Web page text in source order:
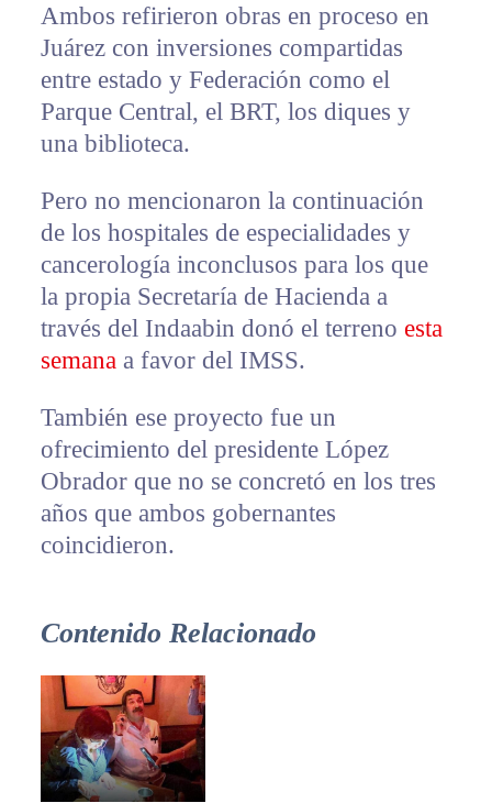
Ambos refirieron obras en proceso en
Juárez con inversiones compartidas
entre estado y Federación como el
Parque Central, el BRT, los diques y
una biblioteca.
Pero no mencionaron la continuación
de los hospitales de especialidades y
cancerología inconclusos para los que
la propia Secretaría de Hacienda a
través del Indaabin donó el terreno esta
semana a favor del IMSS.
También ese proyecto fue un
ofrecimiento del presidente López
Obrador que no se concretó en los tres
años que ambos gobernantes
coincidieron.
Contenido Relacionado